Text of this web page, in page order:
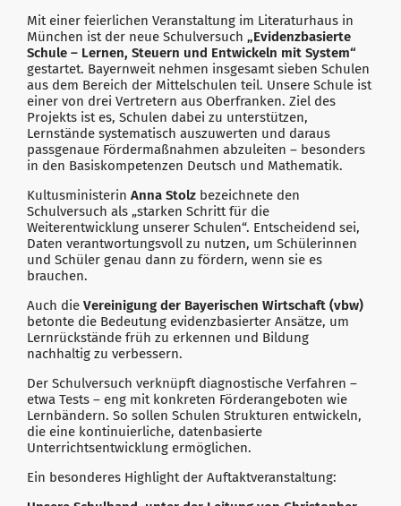
Mit einer feierlichen Veranstaltung im Literaturhaus in
München ist der neue Schulversuch „Evidenzbasierte
Schule – Lernen, Steuern und Entwickeln mit System“
gestartet. Bayernweit nehmen insgesamt sieben Schulen
aus dem Bereich der Mittelschulen teil. Unsere Schule ist
einer von drei Vertretern aus Oberfranken. Ziel des
Projekts ist es, Schulen dabei zu unterstützen,
Lernstände systematisch auszuwerten und daraus
passgenaue Fördermaßnahmen abzuleiten – besonders
in den Basiskompetenzen Deutsch und Mathematik.
Kultusministerin Anna Stolz bezeichnete den
Schulversuch als „starken Schritt für die
Weiterentwicklung unserer Schulen“. Entscheidend sei,
Daten verantwortungsvoll zu nutzen, um Schülerinnen
und Schüler genau dann zu fördern, wenn sie es
brauchen.
Auch die Vereinigung der Bayerischen Wirtschaft (vbw)
betonte die Bedeutung evidenzbasierter Ansätze, um
Lernrückstände früh zu erkennen und Bildung
nachhaltig zu verbessern.
Der Schulversuch verknüpft diagnostische Verfahren –
etwa Tests – eng mit konkreten Förderangeboten wie
Lernbändern. So sollen Schulen Strukturen entwickeln,
die eine kontinuierliche, datenbasierte
Unterrichtsentwicklung ermöglichen.
Ein besonderes Highlight der Auftaktveranstaltung: